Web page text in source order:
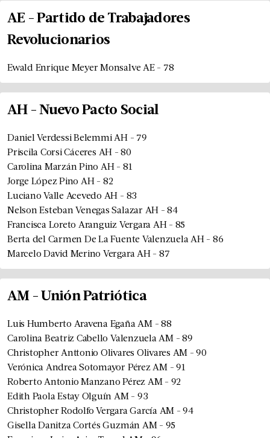
AE -Partido de Trabajadores
Revolucionarios
Ewald Enrique Meyer Monsalve AE- 78
AH-Nuevo Pacto Social
Daniel Verdessi Belemmi AH- 79
Priscila Corsi Cáceres AH -80
Carolina Marzán Pino AH- 81
Jorge López Pino AH- 82
Luciano Valle Acevedo AH - 83
Nelson Esteban Venegas Salazar AH -84
Francisca Loreto Aranguiz Vergara AH- 85
Berta del Carmen De La Fuente Valenzuela AH- 86
Marcelo David Merino Vergara AH- 87
AM- Unión Patriótica
Luis Humberto Aravena Egaña AM-88
Carolina Beatriz Cabello Valenzuela AM-89
Christopher Anttonio Olivares Olivares AM -90
Verónica Andrea Sotomayor Pérez AM-91
Roberto Antonio Manzano Pérez AM- 92
Edith Paola Estay Olguín AM- 93
Christopher Rodolfo Vergara García AM -94
Gisella Danitza Cortés Guzmán AM- 95